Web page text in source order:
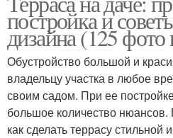
постройка и
дизайна (125 фото
Обустройство большой и
владельцу участка в любое
своим садом. При ее
большое количество нюансов.
как сделать террасу стильной